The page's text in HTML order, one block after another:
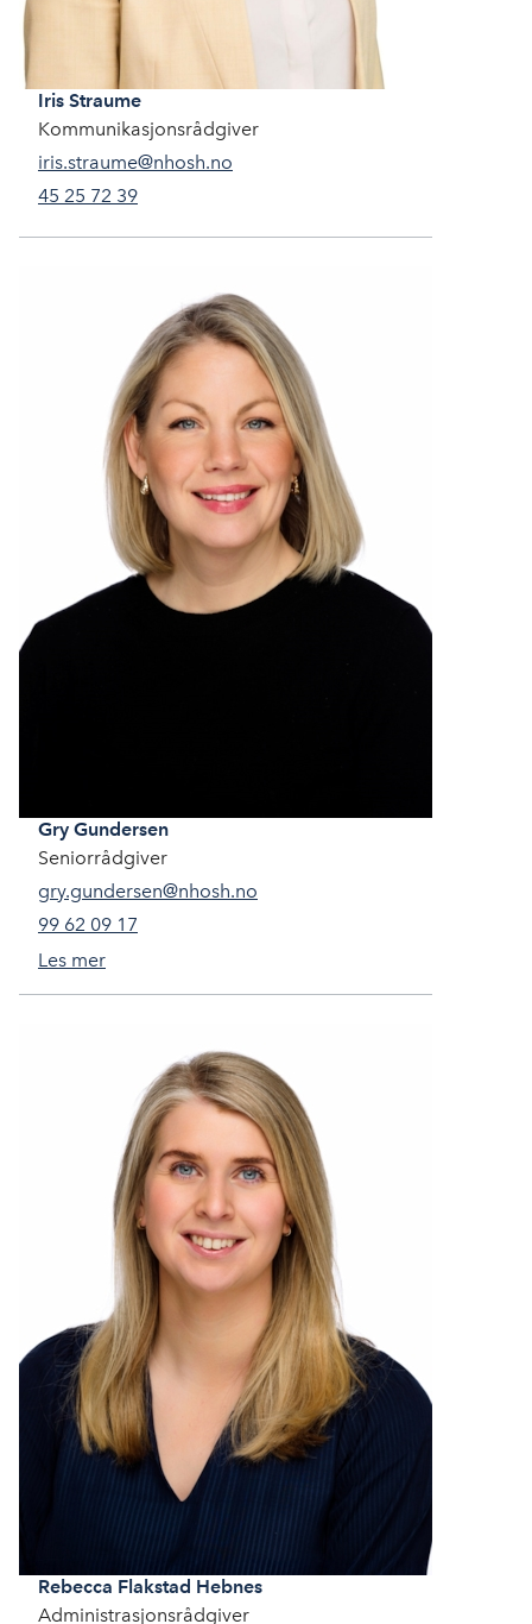
Iris Straume
Kommunikasjonsrådgiver
iris.straume@nhosh.no
45 25 72 39
Gry Gundersen
Seniorrådgiver
gry.gundersen@nhosh.no
99 62 09 17
Les mer
Rebecca Flakstad Hebnes
Administrasjonsrådgiver